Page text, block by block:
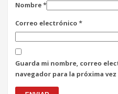
Nombre*
Correo electrónico *
Guarda mi nombre, correo
navegador para la próxima